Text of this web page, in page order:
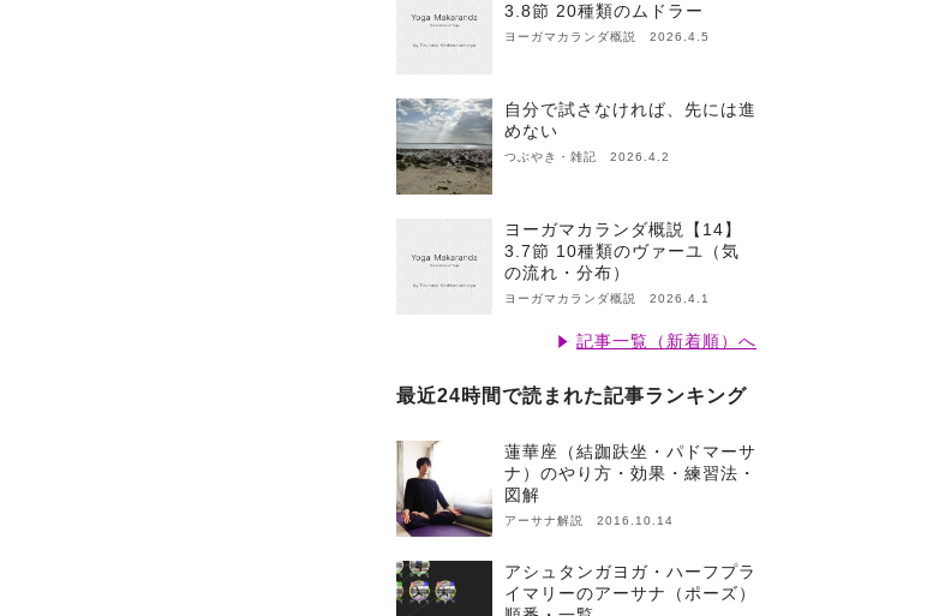
3.8節 20種類のムドラー
ヨーガマカランダ概説 2026.4.5
自分で試さなければ、先には進
めない
つぶやき・雑記 2026.4.2
ヨーガマカランダ概説【14】
3.7節 10種類のヴァーユ（気
の流れ・分布）
ヨーガマカランダ概説 2026.4.1
記事一覧（新着順）へ
最近24時間で読まれた記事ランキング
蓮華座（結跏趺坐・パドマーサ
ナ）のやり方・効果・練習法・
図解
アーサナ解説 2016.10.14
アシュタンガヨガ・ハーフプラ
イマリーのアーサナ（ポーズ）